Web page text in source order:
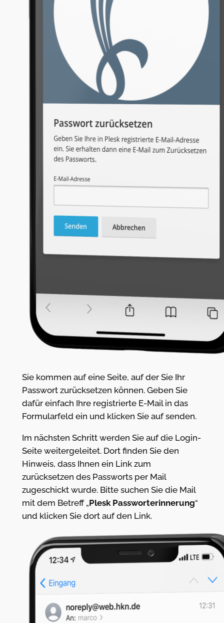
Sie kommen auf eine Seite, auf der Sie Ihr
Passwort zurücksetzen können. Geben Sie
dafür einfach Ihre registrierte E-Mail in das
Formularfeld ein und klicken Sie auf senden.
Im nächsten Schritt werden Sie auf die Login-
Seite weitergeleitet. Dort finden Sie den
Hinweis, dass Ihnen ein Link zum
zurücksetzen des Passworts per Mail
zugeschickt wurde. Bitte suchen Sie die Mail
mit dem Betreff „Plesk Passworterinnerung“
und klicken Sie dort auf den Link.